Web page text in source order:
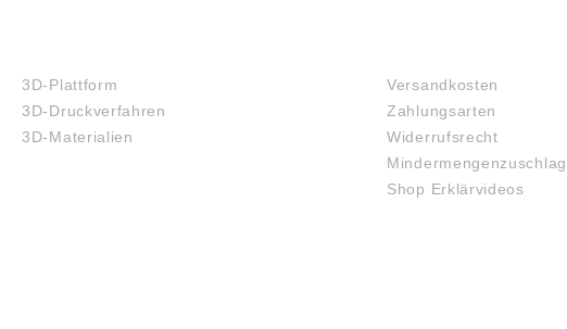
3D-Plattform
3D-Druckverfahren
3D-Materialien
Versandkosten
Zahlungsarten
Widerrufsrecht
Mindermengenzuschlag
Shop Erklärvideos